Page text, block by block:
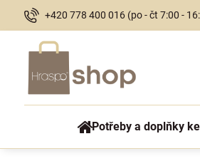
+420 778 400 016 (po - čt 7:00 -
Potřeby a doplňky